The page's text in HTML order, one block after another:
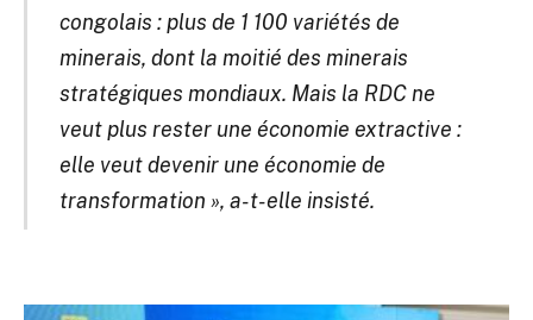
congolais : plus de 1 100 variétés de
minerais, dont la moitié des minerais
stratégiques mondiaux. Mais la RDC ne
veut plus rester une économie extractive :
elle veut devenir une économie de
transformation », a-t-elle insisté.